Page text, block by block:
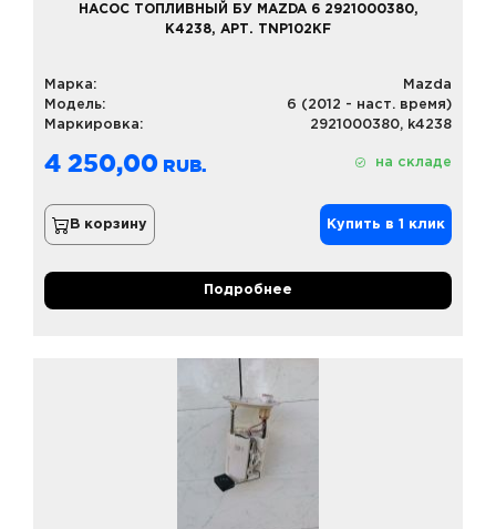
НАСОС ТОПЛИВНЫЙ БУ MAZDA 6 2921000380,
K4238, АРТ. TNP102KF
Марка:
Mazda
Модель:
6 (2012 - наст. время)
Маркировка:
2921000380, k4238
4 250,00 на складе
В корзину Купить в 1 клик
Подробнее